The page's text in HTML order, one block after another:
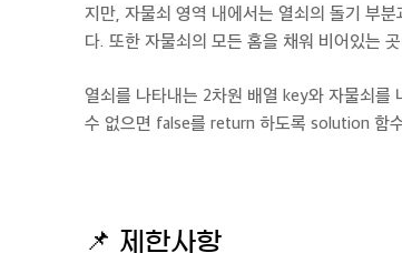
지만, 자물쇠 영역 내에서는 열쇠의 돌기 부
다. 또한 자물쇠의 모든 홈을 채워 비어있는
열쇠를 나타내는 2차원 배열 key와 자물쇠를
수 없으면 false를 return 하도록 solution 함
📌 제한사항